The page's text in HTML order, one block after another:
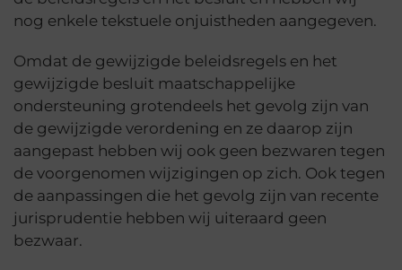
nog enkele tekstuele onjuistheden aangegeven.
Omdat de gewijzigde beleidsregels en het
gewijzigde besluit maatschappelijke
ondersteuning grotendeels het gevolg zijn van
de gewijzigde verordening en ze daarop zijn
aangepast hebben wij ook geen bezwaren tegen
de voorgenomen wijzigingen op zich. Ook tegen
de aanpassingen die het gevolg zijn van recente
jurisprudentie hebben wij uiteraard geen
bezwaar.